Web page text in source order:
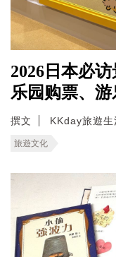
2026日本必
乐园购票、
撰文 KKday旅遊生
旅遊文化